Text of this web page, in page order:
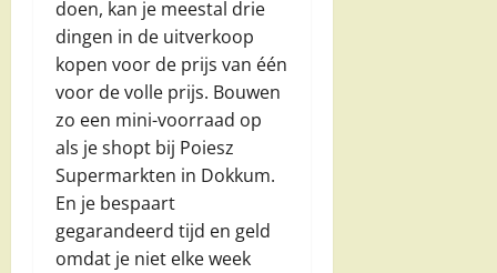
doen, kan je meestal drie
dingen in de uitverkoop
kopen voor de prijs van één
voor de volle prijs. Bouwen
zo een mini-voorraad op
als je shopt bij Poiesz
Supermarkten in Dokkum.
En je bespaart
gegarandeerd tijd en geld
omdat je niet elke week